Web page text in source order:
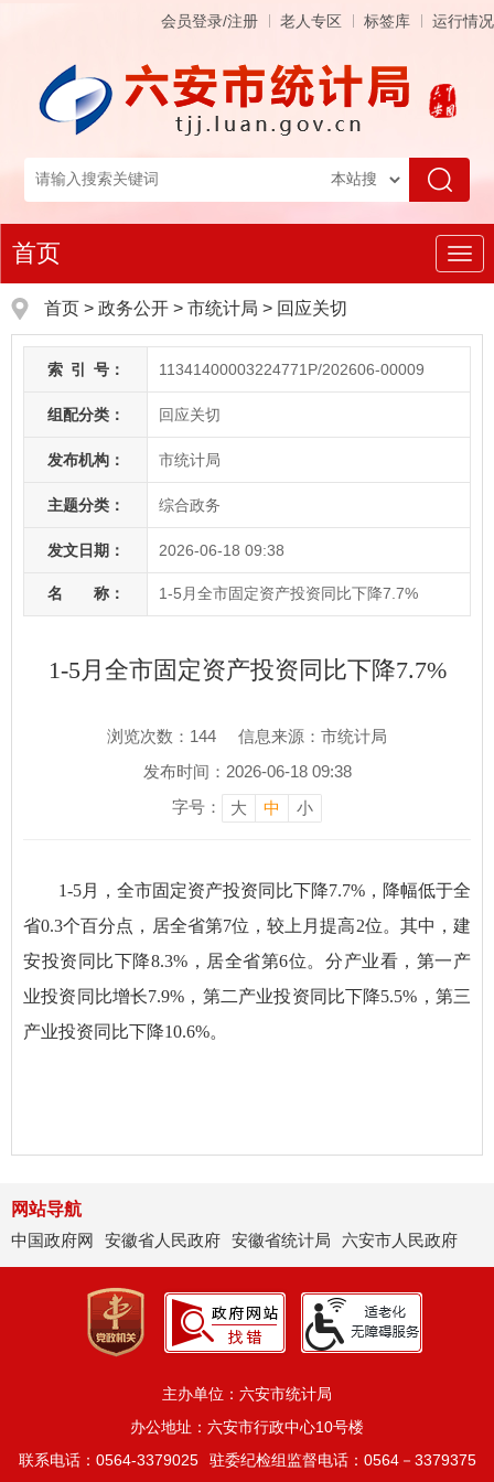
会员登录/注册 老人专区 标签库 运行情况
导
航
首页
首页 > 政务公开 > 市统计局 > 回应关切
索 引 号： 11341400003224771P/202606-00009
组配分类： 回应关切
发布机构： 市统计局
主题分类： 综合政务
发文日期： 2026-06-18 09:38
名 称： 1-5月全市固定资产投资同比下降7.7%
1-5月全市固定资产投资同比下降7.7%
浏览次数： 144
信息来源：市统计局
发布时间：2026-06-18 09:38
字号：
大 中 小
1-5月，全市固定资产投资同比下降7.7%，降幅低于全
省0.3个百分点，居全省第7位，较上月提高2位。其中，建
安投资同比下降8.3%，居全省第6位。分产业看，第一产
业投资同比增长7.9%，第二产业投资同比下降5.5%，第三
产业投资同比下降10.6%。
网站导航
中国政府网
安徽省人民政府 安徽省统计局 六安市人民政府
主办单位：六安市统计局
办公地址：六安市行政中心10号楼
联系电话：0564-3379025
驻委纪检组监督电话：0564－3379375